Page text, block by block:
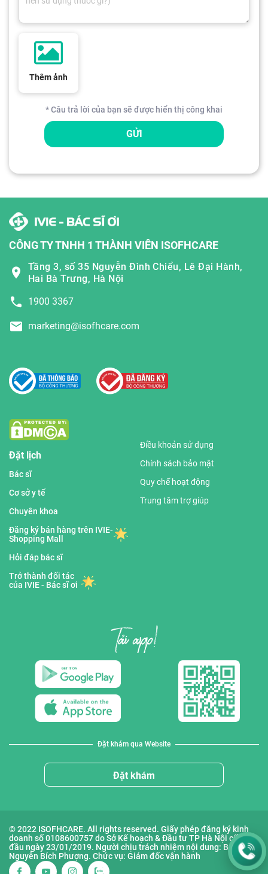
Thêm ảnh
* Câu trả lời của bạn sẽ được hiển thị công khai
GỬI
CÔNG TY TNHH 1 THÀNH VIÊN ISOFHCARE
Tầng 3, số 35 Nguyễn Đình Chiểu, Lê Đại Hành,
Hai Bà Trưng, Hà Nội
1900 3367
marketing@isofhcare.com
Đặt lịch
Bác sĩ
Cơ sở y tế
Chuyên khoa
Đăng ký bán hàng trên IVIE-
Shopping Mall
Hỏi đáp bác sĩ
Trở thành đối tác
của IVIE - Bác sĩ ơi
Điều khoản sử dụng
Chính sách bảo mật
Quy chế hoạt động
Trung tâm trợ giúp
Đặt khám qua Website
Đặt khám
© 2022 ISOFHCARE. All rights reserved. Giấy phép đăng ký kinh
doanh số 0108600757 do Sở Kế hoạch & Đầu tư TP Hà Nội cấp lần
đầu ngày 23/01/2019. Người chịu trách nhiệm nội dung: Bà
Nguyễn Bích Phượng. Chức vụ: Giám đốc vận hành